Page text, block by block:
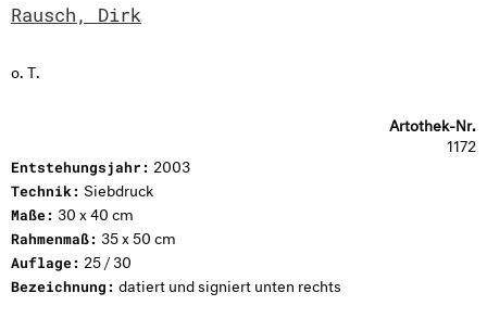
Rausch, Dirk
o. T.
Artothek-Nr.
1172
Entstehungsjahr: 2003
Technik: Siebdruck
Maße: 30 x 40 cm
Rahmenmaß: 35 x 50 cm
Auflage: 25 / 30
Bezeichnung: datiert und signiert unten rechts